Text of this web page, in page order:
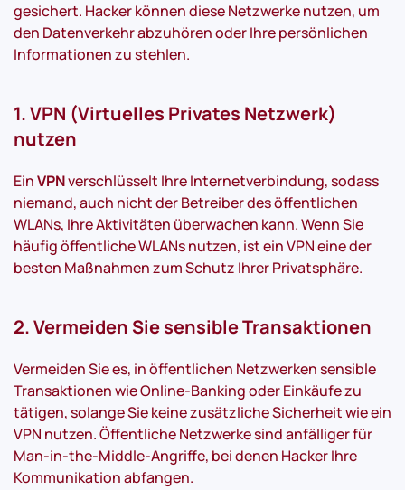
gesichert. Hacker können diese Netzwerke nutzen, um
den Datenverkehr abzuhören oder Ihre persönlichen
Informationen zu stehlen.
1. VPN (Virtuelles Privates Netzwerk)
nutzen
EinVPNverschlüsselt Ihre Internetverbindung, sodass
niemand, auch nicht der Betreiber des öffentlichen
WLANs, Ihre Aktivitäten überwachen kann. Wenn Sie
häufig öffentliche WLANs nutzen, ist ein VPN eine der
besten Maßnahmen zum Schutz Ihrer Privatsphäre.
2. Vermeiden Sie sensible Transaktionen
Vermeiden Sie es, in öffentlichen Netzwerken sensible
Transaktionen wie Online-Banking oder Einkäufe zu
tätigen, solange Sie keine zusätzliche Sicherheit wie ein
VPN nutzen. Öffentliche Netzwerke sind anfälliger für
Man-in-the-Middle-Angriffe, bei denen Hacker Ihre
Kommunikation abfangen.